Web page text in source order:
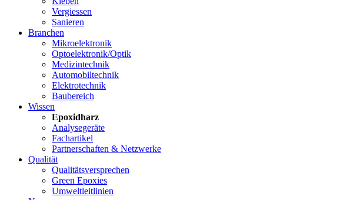
Vergiessen
Sanieren
Branchen
Mikroelektronik
Optoelektronik/Optik
Medizintechnik
Automobiltechnik
Elektrotechnik
Baubereich
Wissen
Epoxidharz
Analysegeräte
Fachartikel
Partnerschaften & Netzwerke
Qualität
Qualitätsversprechen
Green Epoxies
Umweltleitlinien